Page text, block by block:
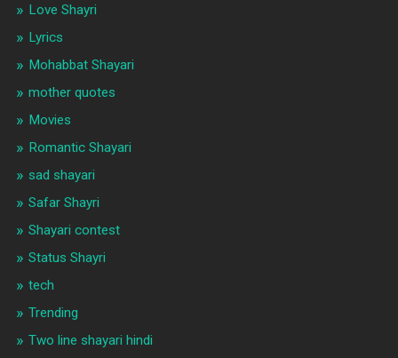
Love Shayri
Lyrics
Mohabbat Shayari
mother quotes
Movies
Romantic Shayari
sad shayari
Safar Shayri
Shayari contest
Status Shayri
tech
Trending
Two line shayari hindi